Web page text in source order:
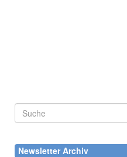
Suchformular
Newsletter Archiv